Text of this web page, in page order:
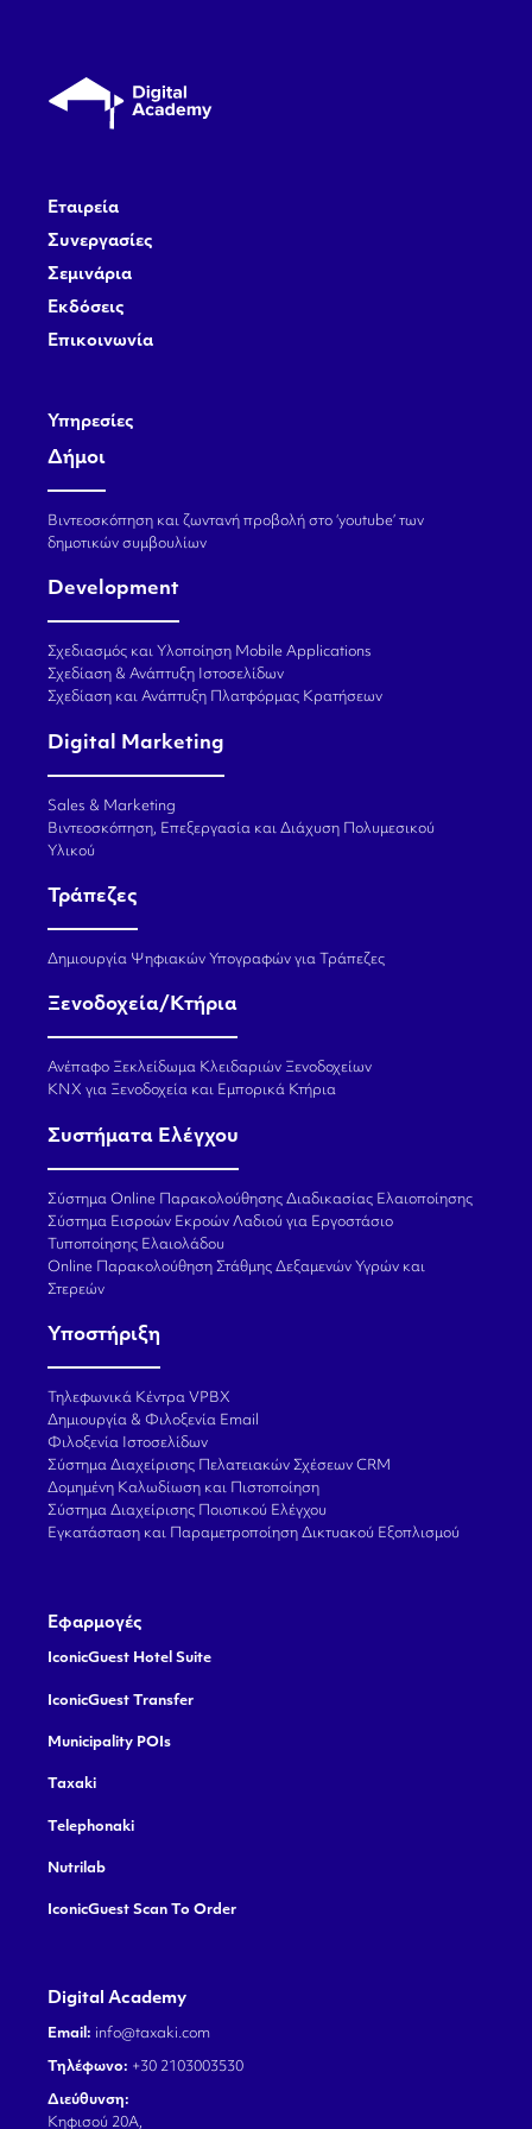
Εταιρεία
Συνεργασίες
Σεμινάρια
Εκδόσεις
Επικοινωνία
Υπηρεσίες
Δήμοι
Βιντεοσκόπηση και ζωντανή προβολή στο ‘youtube’ των
δημοτικών συμβουλίων
Development
Σχεδιασμός και Υλοποίηση Mobile Applications
Σχεδίαση & Ανάπτυξη Ιστοσελίδων
Σχεδίαση και Ανάπτυξη Πλατφόρμας Κρατήσεων
Digital Marketing
Sales & Marketing
Βιντεοσκόπηση, Επεξεργασία και Διάχυση Πολυμεσικού
Υλικού
Τράπεζες
Δημιουργία Ψηφιακών Υπογραφών για Τράπεζες
Ξενοδοχεία/Κτήρια
Ανέπαφο Ξεκλείδωμα Κλειδαριών Ξενοδοχείων
KNX για Ξενοδοχεία και Εμπορικά Κτήρια
Συστήματα Ελέγχου
Σύστημα Online Παρακολούθησης Διαδικασίας Ελαιοποίησης
Σύστημα Εισροών Εκροών Λαδιού για Εργοστάσιο
Τυποποίησης Ελαιολάδου
Online Παρακολούθηση Στάθμης Δεξαμενών Υγρών και
Στερεών
Υποστήριξη
Τηλεφωνικά Κέντρα VPBX
Δημιουργία & Φιλοξενία Email
Φιλοξενία Ιστοσελίδων
Σύστημα Διαχείρισης Πελατειακών Σχέσεων CRM
Δομημένη Καλωδίωση και Πιστοποίηση
Σύστημα Διαχείρισης Ποιοτικού Ελέγχου
Εγκατάσταση και Παραμετροποίηση Δικτυακού Εξοπλισμού
Εφαρμογές
IconicGuest Hotel Suite
IconicGuest Transfer
Municipality POIs
Taxaki
Telephonaki
Nutrilab
IconicGuest Scan To Order
Digital Academy
Email: info@taxaki.com
Τηλέφωνο: +30 2103003530
Διεύθυνση:
Κηφισού 20Α,